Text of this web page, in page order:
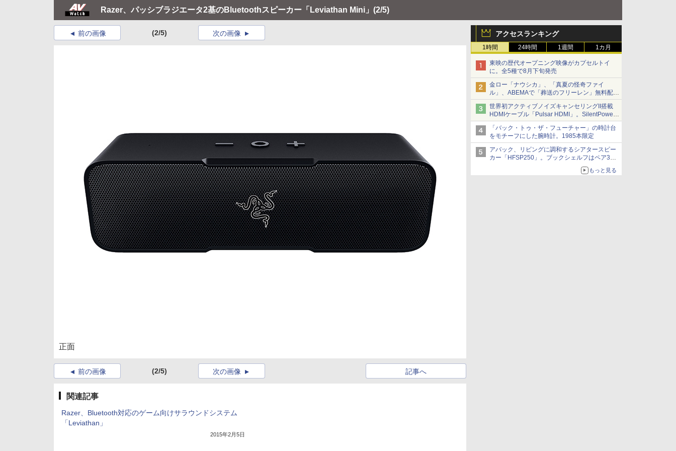
Razer、パッシブラジエータ2基のBluetoothスピーカー「Leviathan Mini」 (2/5)
アクセスランキング
1時間 24時間 1週間 1カ月
東映の歴代オープニング映像がカプセルトイ
に。全5種で8月下旬発売
金ロー「ナウシカ」、「真夏の怪奇ファイ
ル」、ABEMAで「葬送のフリーレン」無料配信
など。夏の特番・配信情報
世界初アクティブノイズキャンセリングII搭載
HDMIケーブル「Pulsar HDMI」。SilentPower
から
「バック・トゥ・ザ・フューチャー」の時計台
をモチーフにした腕時計。1985本限定
アバック、リビングに調和するシアタースピー
カー「HFSP250」。ブックシェルフはペア3万
もっと見る
前の画像 (2/5) 次の画像
正面
前の画像 (2/5) 記事へ
次の画像
関連記事
Razer、Bluetooth対応のゲーム向けサラウンドシステム
「Leviathan」
2015年2月5日